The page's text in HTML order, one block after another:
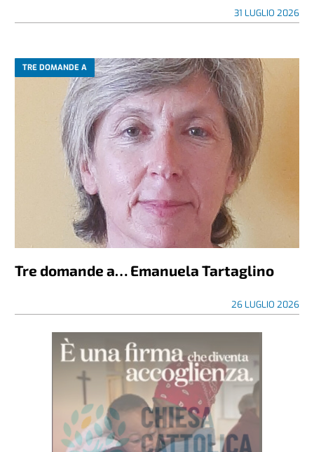
31 LUGLIO 2026
TRE DOMANDE A
Tre domande a… Emanuela Tartaglino
26 LUGLIO 2026